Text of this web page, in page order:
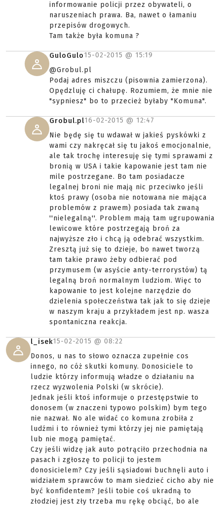
informowanie policji przez obywateli, o
naruszeniach prawa. Ba, nawet o łamaniu
przepisów drogowych.
Tam także była komuna ?
GuloGulo15-02-2015 @ 15:19
@Grobul.pl
Podaj adres miszczu (pisownia zamierzona).
Opędzluję ci chałupę. Rozumiem, że mnie nie
"sypniesz" bo to przecież byłaby "Komuna".
Grobul.pl16-02-2015 @ 12:47
Nie będę się tu wdawał w jakieś pyskówki z
wami czy nakręcał się tu jakoś emocjonalnie,
ale tak trochę interesuję się tymi sprawami z
bronią w USA i takie kapowanie jest tam nie
mile postrzegane. Bo tam posiadacze
legalnej broni nie mają nic przeciwko jeśli
ktoś prawy (osoba nie notowana nie mająca
problemów z prawem) posiada tak zwaną
''nielegalną''. Problem mają tam ugrupowania
lewicowe które postrzegają broń za
najwyższe zło i chcą ją odebrać wszystkim.
Zresztą już się to dzieje, bo nawet tworzą
tam takie prawo żeby odbierać pod
przymusem (w asyście anty-terrorystów) tą
legalną broń normalnym ludziom. Więc to
kapowanie to jest kolejne narzędzie do
dzielenia społeczeństwa tak jak to się dzieje
w naszym kraju a przykładem jest np. wasza
spontaniczna reakcja.
l_isek15-02-2015 @ 08:22
Donos, u nas to słowo oznacza zupełnie cos
innego, no cóż skutki komuny. Donosiciele to
ludzie którzy informują władze o działaniu na
rzecz wyzwolenia Polski (w skrócie).
Jednak jeśli ktoś informuje o przestępstwie to
donosem (w znaczeni typowo polskim) bym tego
nie nazwał. No ale widać co komuna zrobiła z
ludźmi i to również tymi którzy jej nie pamiętają
lub nie mogą pamiętać.
Czy jeśli widzę jak auto potrąciło przechodnia na
pasach i zgłoszę to policji to jestem
donosicielem? Czy jeśli sąsiadowi buchnęli auto i
widziałem sprawców to mam siedzieć cicho aby nie
być konfidentem? Jeśli tobie coś ukradną to
złodziej jest zły trzeba mu rękę obciąć, bo ale